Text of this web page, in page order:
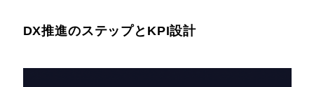
DX推進のステップとKPI設計